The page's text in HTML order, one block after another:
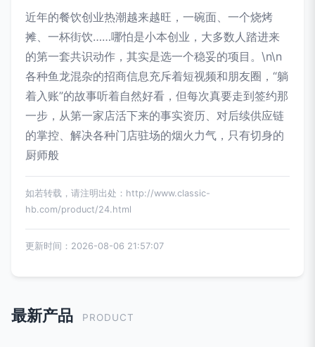
近年的餐饮创业热潮越来越旺，一碗面、一个烧烤
摊、一杯街饮……哪怕是小本创业，大多数人踏进来
的第一套共识动作，其实是选一个稳妥的项目。\n\n
各种鱼龙混杂的招商信息充斥着短视频和朋友圈，“躺
着入账”的故事听着自然好看，但每次真要走到签约那
一步，从第一家店活下来的事实资历、对后续供应链
的掌控、解决各种门店驻场的烟火力气，只有切身的
厨师般
如若转载，请注明出处：http://www.classic-
hb.com/product/24.html
更新时间：2026-08-06 21:57:07
最新产品 PRODUCT